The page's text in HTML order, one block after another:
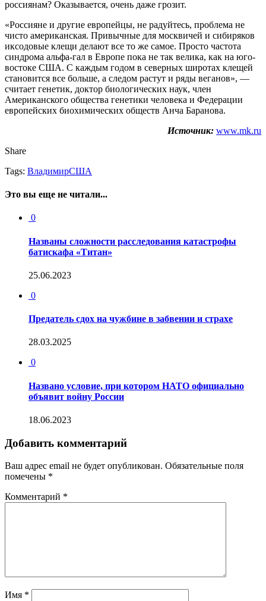
россиянам? Оказывается, очень даже грозит.
«Россияне и другие европейцы, не радуйтесь, проблема не
чисто американская. Привычные для москвичей и сибиряков
иксодовые клещи делают все то же самое. Просто частота
синдрома альфа-гал в Европе пока не так велика, как на юго-
востоке США. С каждым годом в северных широтах клещей
становится все больше, а следом растут и ряды веганов», —
считает генетик, доктор биологических наук, член
Американского общества генетики человека и Федерации
европейских биохимических обществ Анча Баранова.
Источник: www.mk.ru
Share
Tags: ВладимирСША
Это вы еще не читали...
0
Названы сложности расследования катастрофы
батискафа «Титан»
25.06.2023
0
Предатель сдох на чужбине в забвении и страхе
28.03.2025
0
Названо условие, при котором НАТО официально
объявит войну России
18.06.2023
Добавить комментарий
Ваш адрес email не будет опубликован. Обязательные поля
помечены *
Комментарий *
Имя *